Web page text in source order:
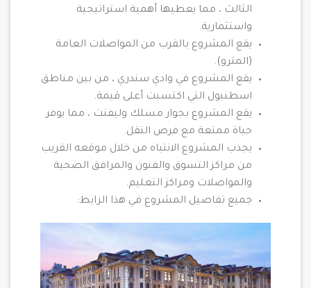
الثالث ، مما يعطيها أهمية استراتيجية
واستثمارية.
يقع المشروع بالقرب من المواصلات العامة
(المترو).
يقع المشروع في وادي سندري ، من بين مناطق
اسطنبول التي اكتسبت أعلى قيمة.
يقع المشروع بجوار مسلك وليفنت ، مما يوفر
حياة ممتعة مع فرص النقل.
يجذب المشروع الانتباه من خلال موقعه القريب
من مراكز التسوق والفنون والمرافق الصحية
والمواصلات ومراكز التعليم.
جميع تفاصيل المشروع في هذا الرابط: